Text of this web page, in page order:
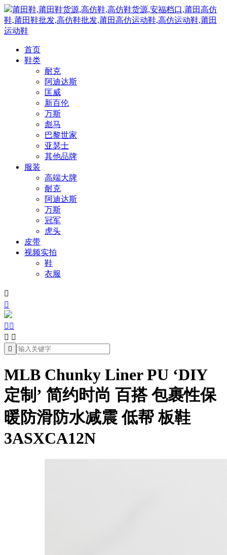
莆田鞋,莆田鞋货源,高仿鞋,高仿鞋货源,安福档口,莆田高仿
鞋,莆田鞋批发,高仿鞋批发,莆田高仿运动鞋,高仿运动鞋,莆田
运动鞋
首页
鞋类
耐克
阿迪达斯
匡威
新百伦
万斯
彪马
巴黎世家
亚瑟士
其他品牌
服装
高端大牌
耐克
阿迪达斯
万斯
冠军
虎头
皮带
视频实拍
鞋
衣服


 
 

MLB Chunky Liner PU ‘DIY
定制’ 简约时尚 百搭 包裹性保
暖防滑防水减震 低帮 板鞋
3ASXCA12N